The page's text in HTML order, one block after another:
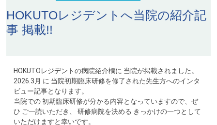
HOKUTOレジデントへ当院の紹介記
事 掲載!!
HOKUTOレジデントの病院紹介欄に 当院が掲載されました。
2026.3月 に 当院初期臨床研修を修了された先生方へのインタ
ビュー記事となります。
当院での 初期臨床研修が分かる内容となっていますので、ぜ
ひ ご一読いただき、 研修病院を決める きっかけの一つとして
いただけますと幸いです。